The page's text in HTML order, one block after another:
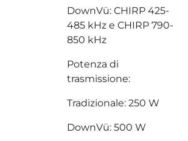
DownVü: CHIRP 425-
485 kHz e CHIRP 790-
850 kHz
Potenza di
trasmissione:
Tradizionale: 250 W
DownVü: 500 W